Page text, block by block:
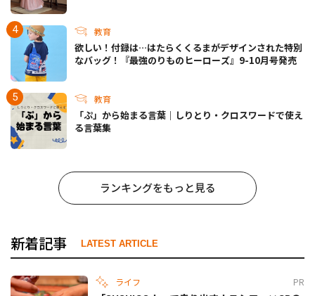
教育
欲しい！付録は…はたらくくるまがデザインされた特別
なバッグ！『最強のりものヒーローズ』9-10月号発売
教育
「ぷ」から始まる言葉｜しりとり・クロスワードで使え
る言葉集
ランキングをもっと見る
新着記事 LATEST ARTICLE
ライフ PR